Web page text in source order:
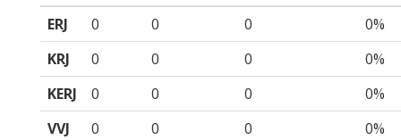
ERJ
0 0 0
0%
KRJ
0 0 0
0%
KERJ
0 0 0
0%
VVJ
0 0 0
0%